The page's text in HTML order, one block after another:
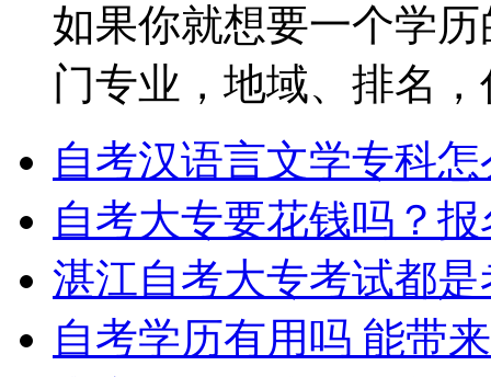
如果你就想要一个学
门专业，地域、排名，
自考汉语言文学专科
自考大专要花钱吗？
湛江自考大专考试都
自考学历有用吗 能带